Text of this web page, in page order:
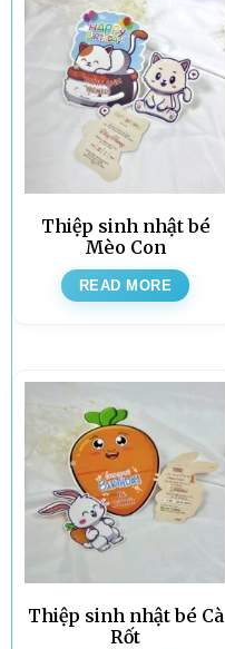
Thiệp sinh nhật bé
Mèo Con
READ MORE
Thiệp sinh nhật bé Cà
Rốt